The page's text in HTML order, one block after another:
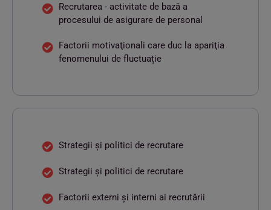
Recrutarea - activitate de bază a
procesului de asigurare de personal
Factorii motivaţionali care duc la apariţia
fenomenului de fluctuație
Strategii şi politici de recrutare
Strategii şi politici de recrutare
Factorii externi şi interni ai recrutării